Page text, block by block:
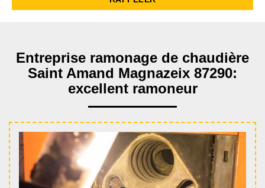
Entreprise ramonage de chaudière
Saint Amand Magnazeix 87290:
excellent ramoneur